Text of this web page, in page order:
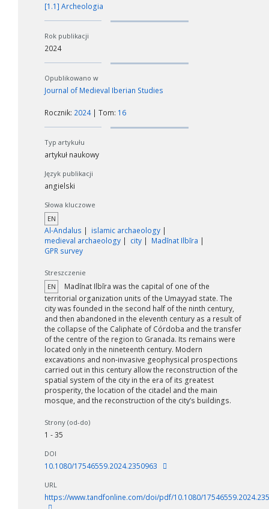
[1.1] Archeologia
Rok publikacji
2024
Opublikowano w
Journal of Medieval Iberian Studies
Rocznik: 2024| Tom: 16
Typ artykułu
artykuł naukowy
Język publikacji
angielski
Słowa kluczowe
EN
Al-Andalus
islamic archaeology
medieval archaeology
city
Madīnat Ilbīra
GPR survey
Streszczenie
EN
Madīnat Ilbīra was the capital of one of the
territorial organization units of the Umayyad state. The
city was founded in the second half of the ninth century,
and then abandoned in the eleventh century as a result of
the collapse of the Caliphate of Córdoba and the transfer
of the centre of the region to Granada. Its remains were
located only in the nineteenth century. Modern
excavations and non-invasive geophysical prospections
carried out in this century allow the reconstruction of the
spatial system of the city in the era of its greatest
prosperity, the location of the citadel and the main
mosque, and the reconstruction of the city’s buildings.
Strony (od-do)
1 - 35
DOI
10.1080/17546559.2024.2350963
URL
https://www.tandfonline.com/doi/pdf/10.1080/